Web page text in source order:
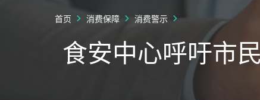
首页 消费保障 消费警示
食安中心呼吁市